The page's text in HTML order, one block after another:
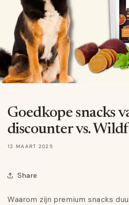
Goedkope snacks
discounter vs.
12 MAART 2025
Share
Waarom zijn premium snacks